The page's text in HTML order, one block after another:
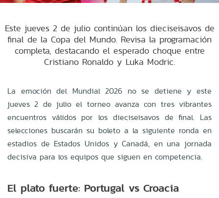
Este jueves 2 de julio continúan los dieciseisavos de
final de la Copa del Mundo. Revisa la programación
completa, destacando el esperado choque entre
Cristiano Ronaldo y Luka Modric.
La emoción del Mundial 2026 no se detiene y este
jueves 2 de julio el torneo avanza con tres vibrantes
encuentros válidos por los dieciseisavos de final. Las
selecciones buscarán su boleto a la siguiente ronda en
estadios de Estados Unidos y Canadá, en una jornada
decisiva para los equipos que siguen en competencia.
El plato fuerte: Portugal vs Croacia